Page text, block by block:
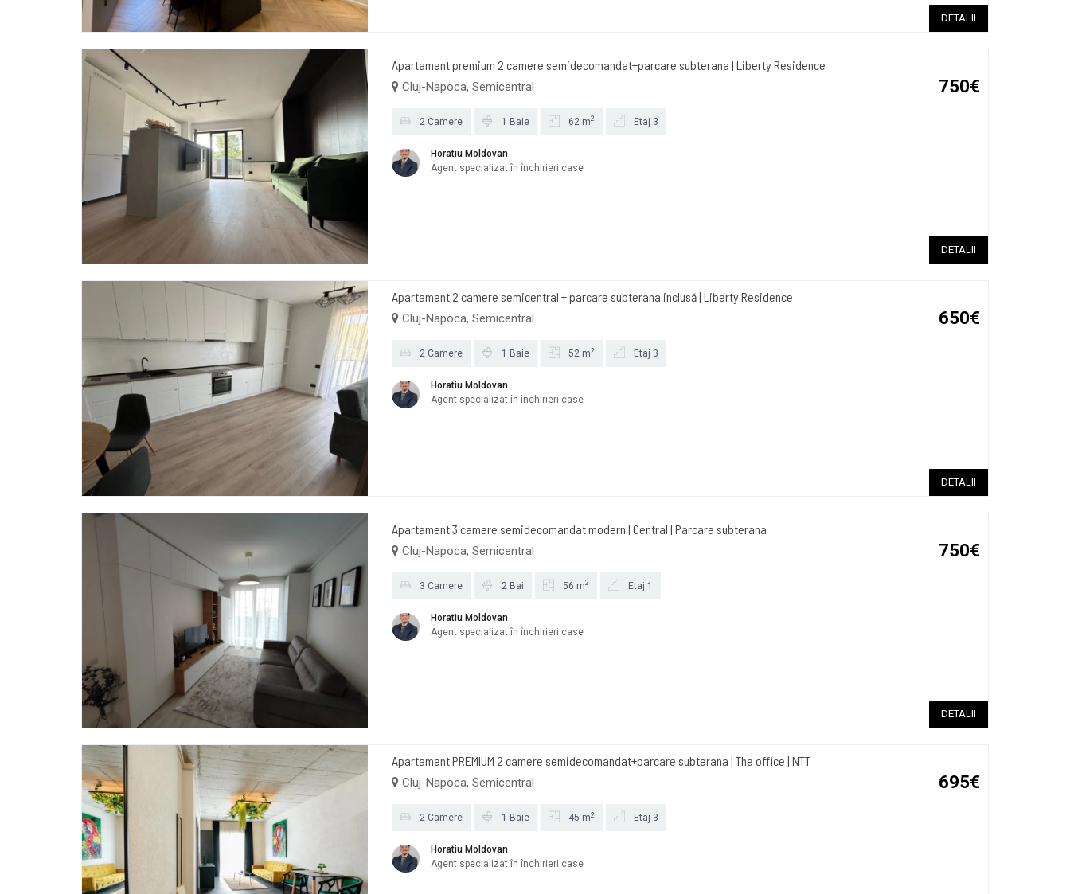
DETALII
Apartament premium 2 camere semidecomandat+parcare subterana | Liberty Residence
750€
Cluj-Napoca, Semicentral
2 Camere 1 Baie 62 m2 Etaj 3
Horatiu Moldovan
Agent specializat în închirieri case
DETALII
Apartament 2 camere semicentral + parcare subterana inclusă | Liberty Residence
650€
Cluj-Napoca, Semicentral
2 Camere 1 Baie 52 m2 Etaj 3
Horatiu Moldovan
Agent specializat în închirieri case
DETALII
Apartament 3 camere semidecomandat modern | Central | Parcare subterana
750€
Cluj-Napoca, Semicentral
3 Camere 2 Bai 56 m2 Etaj 1
Horatiu Moldovan
Agent specializat în închirieri case
DETALII
Apartament PREMIUM 2 camere semidecomandat+parcare subterana | The office | NTT
695€
Cluj-Napoca, Semicentral
2 Camere 1 Baie 45 m2 Etaj 3
Horatiu Moldovan
Agent specializat în închirieri case